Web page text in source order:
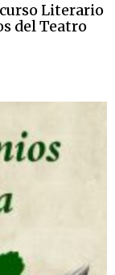
Literario
del Teatro